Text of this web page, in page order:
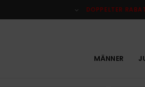
DOPPELTER
MÄNNER